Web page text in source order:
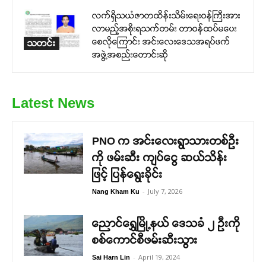
သတင်း
လက်ရှိသယံဇာတထိန်းသိမ်းရေးဝန်ကြီးအား
လာမည့်အစိုးရသက်တမ်း တာဝန်ထပ်မပေး
စေလိုကြောင်း အင်းလေးဒေသအရပ်ဖက်
အဖွဲ့အစည်းတောင်းဆို
Latest News
PNO က အင်းလေးရွာသားတစ်ဦး
ကို ဖမ်းဆီး ကျပ်ငွေ ဆယ်သိန်း
ဖြင့် ပြန်ရွေးခိုင်း
Nang Kham Ku - July 7, 2026
ညောင်ရွှေမြို့နယ် ဒေသခံ ၂ ဦးကို
စစ်ကောင်စီဖမ်းဆီးသွား
Sai Harn Lin - April 19, 2024